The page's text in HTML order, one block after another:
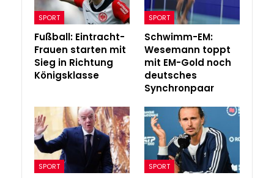
SPORT
Fußball: Eintracht-
Frauen starten mit
Sieg in Richtung
Königsklasse
SPORT
Schwimm-EM:
Wesemann toppt
mit EM-Gold noch
deutsches
Synchronpaar
SPORT SPORT